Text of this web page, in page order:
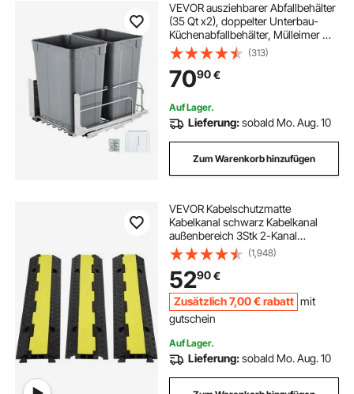
VEVOR ausziehbarer Abfallbehälter
(35 Qt x2), doppelter Unterbau-
Küchenabfallbehälter, Mülleimer mit
Türsatz & Soft-Close-Schieberegler,
für Küchenschrank Spüle unter der
Theke (grau)
(313)
7090€
Auf Lager.
Lieferung:sobald Mo. Aug. 10
Zum Warenkorb hinzufügen
VEVOR Kabelschutzmatte
Kabelkanal schwarz Kabelkanal
außenbereich 3Stk 2-Kanal
Schlauchbrücke Kabelbrücke
Überfahrschutz 98x24x4,5cm
(1,948)
5290€
Zusätzlich7,00 €rabatt mit
gutschein
Auf Lager.
Lieferung:sobald Mo. Aug. 10